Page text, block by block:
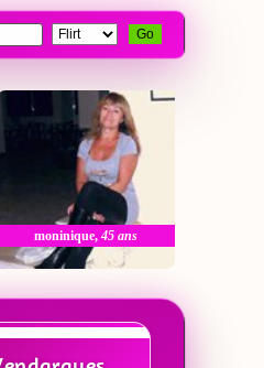
Go
moninique, 45 ans